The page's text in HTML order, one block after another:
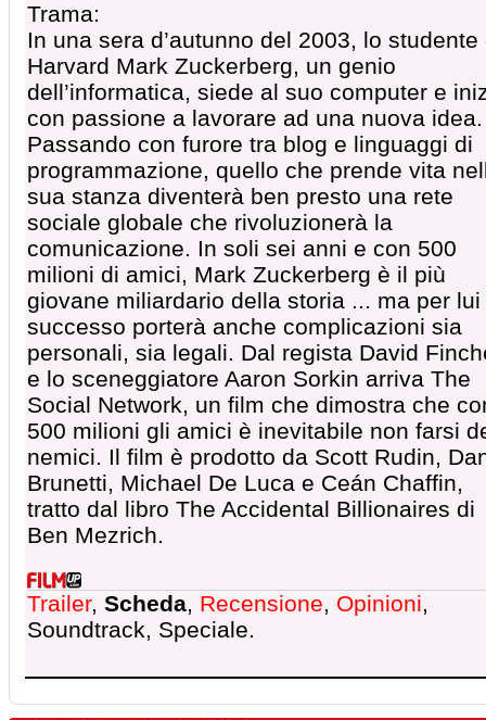
Trama:
In una sera d’autunno del 2003, lo studente
Harvard Mark Zuckerberg, un genio
dell’informatica, siede al suo computer e
con passione a lavorare ad una nuova idea.
Passando con furore tra blog e linguaggi di
programmazione, quello che prende vita
sua stanza diventerà ben presto una rete
sociale globale che rivoluzionerà la
comunicazione. In soli sei anni e con 500
milioni di amici, Mark Zuckerberg è il più
giovane miliardario della storia ... ma per lui
successo porterà anche complicazioni sia
personali, sia legali. Dal regista David
e lo sceneggiatore Aaron Sorkin arriva The
Social Network, un film che dimostra che
500 milioni gli amici è inevitabile non farsi
nemici. Il film è prodotto da Scott Rudin,
Brunetti, Michael De Luca e Ceán Chaffin,
tratto dal libro The Accidental Billionaires di
Ben Mezrich.
Trailer, Scheda, Recensione, Opinioni,
Soundtrack, Speciale.